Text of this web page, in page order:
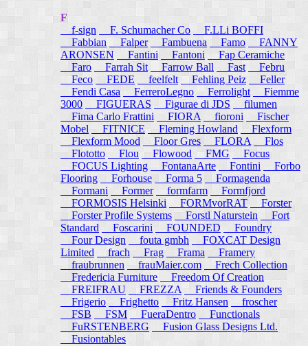
F
f-sign
F. Schumacher Co
F.LLi BOFFI
Fabbian
Falper Fambuena Famo
FANNY
ARONSEN
Fantini Fantoni
Fap Ceramiche
Faro
Farrah Sit Farrow Ball Fast
Febru
Feco
FEDE feelfelt Fehling Peiz
Feller
Fendi Casa
FerreroLegno Ferrolight
Fiemme
3000
FIGUERAS Figurae di JDS
filumen
Fima Carlo Frattini
FIORA fioroni
Fischer
Mobel
FITNICE Fleming Howland
Flexform
Flexform Mood
Floor Gres FLORA
Flos
Flototto
Flou Flowood FMG
Focus
FOCUS Lighting
FontanaArte Fontini
Forbo
Flooring
Forhouse Forma 5
Formagenda
Formani
Former formfarm
Formfjord
FORMOSIS Helsinki
FORMvorRAT
Forster
Forster Profile Systems
Forstl Naturstein
Fort
Standard
Foscarini FOUNDED
Foundry
Four Design
fouta gmbh
FOXCAT Design
Limited
frach Frag Frama
Framery
fraubrunnen
frauMaier.com
Frech Collection
Fredericia Furniture
Freedom Of Creation
FREIFRAU
FREZZA
Friends & Founders
Frigerio
Frighetto Fritz Hansen
froscher
FSB
FSM FueraDentro
Functionals
FuRSTENBERG
Fusion Glass Designs Ltd.
Fusiontables